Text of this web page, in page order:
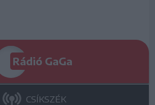
Rádió GaGa
CSÍKSZÉK